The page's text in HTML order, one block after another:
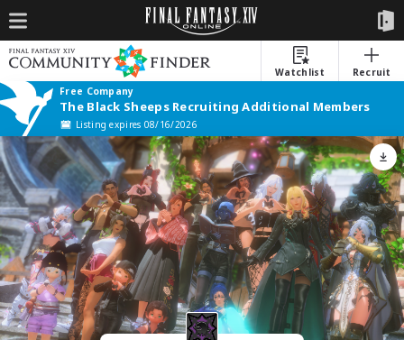
Watchlist
Recruit
Free Company
The Black Sheeps Recruiting Additional Members
Listing expires 08/16/2026